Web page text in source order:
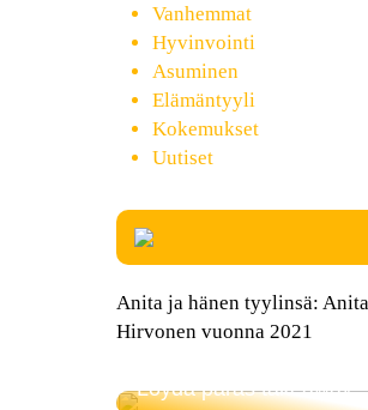
Vanhemmat
Hyvinvointi
Asuminen
Elämäntyyli
Kokemukset
Uutiset
Anita ja hänen tyylinsä: Anita
Hirvonen vuonna 2021
Löydä paras takeaway